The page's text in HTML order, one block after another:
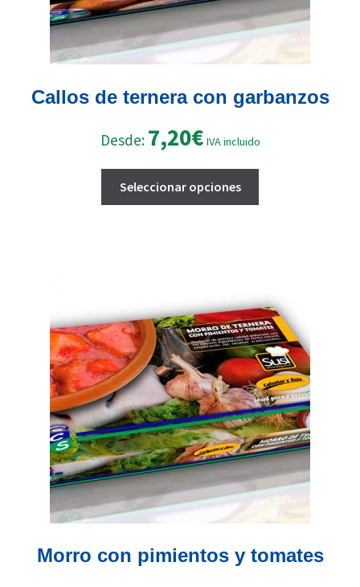
Callos de ternera con garbanzos
Desde: 7,20€ IVA incluido
Seleccionar opciones
opciones
se
pueden
elegir
en
la
página
de
producto
Morro con pimientos y tomates